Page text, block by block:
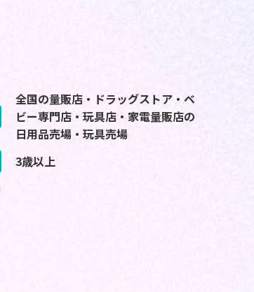
全国の量販店・ドラッグストア・ベ
ビー専門店・玩具店・家電量販店の
日用品売場・玩具売場
3歳以上